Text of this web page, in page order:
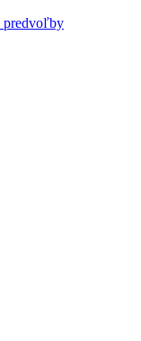
predvoľby